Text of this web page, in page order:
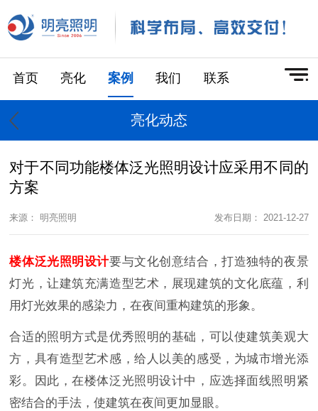
首页 亮化 案例 我们 联系
亮化动态
对于不同功能楼体泛光照明设计应采用不同的
方案
来源： 明亮照明 发布日期： 2021-12-27
楼体泛光照明设计要与文化创意结合，打造独特的夜景
灯光，让建筑充满造型艺术，展现建筑的文化底蕴，利
用灯光效果的感染力，在夜间重构建筑的形象。
合适的照明方式是优秀照明的基础，可以使建筑美观大
方，具有造型艺术感，给人以美的感受，为城市增光添
彩。因此，在楼体泛光照明设计中，应选择面线照明紧
密结合的手法，使建筑在夜间更加显眼。